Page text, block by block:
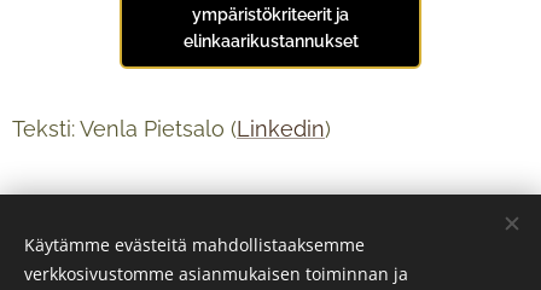
ympäristökriteerit ja
elinkaarikustannukset
Teksti: Venla Pietsalo (Linkedin)
Käytämme evästeitä mahdollistaaksemme
verkkosivustomme asianmukaisen toiminnan ja